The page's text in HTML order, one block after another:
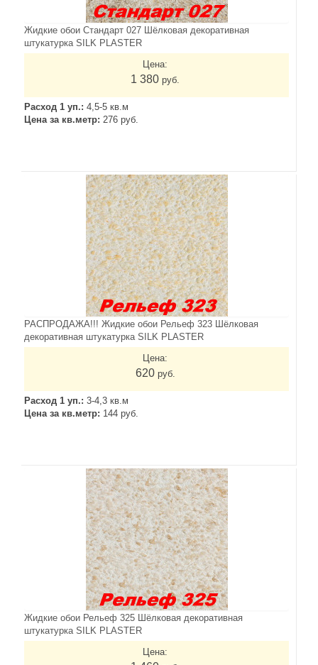
Жидкие обои Стандарт 027 Шёлковая декоративная
штукатурка SILK PLASTER
Цена:
1 380 руб.
Расход 1 уп.: 4,5-5 кв.м
Цена за кв.метр: 276 руб.
РАСПРОДАЖА!!! Жидкие обои Рельеф 323 Шёлковая
декоративная штукатурка SILK PLASTER
Цена:
620 руб.
Расход 1 уп.: 3-4,3 кв.м
Цена за кв.метр: 144 руб.
Жидкие обои Рельеф 325 Шёлковая декоративная
штукатурка SILK PLASTER
Цена: